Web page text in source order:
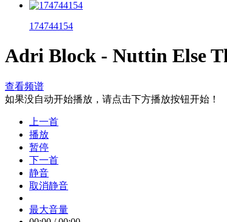
174744154
Adri Block - Nuttin Else
查看频谱
如果没自动开始播放，请点击下方播放按钮开始！
上一首
播放
暂停
下一首
静音
取消静音
最大音量